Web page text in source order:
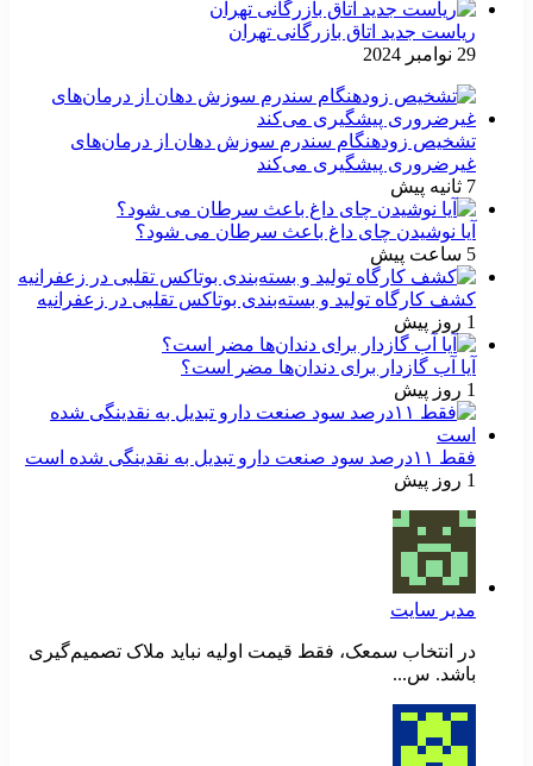
ریاست جدید اتاق بازرگانی تهران
29 نوامبر 2024
تشخیص زودهنگام سندرم سوزش دهان از درمان‌های
غیرضروری پیشگیری می‌کند
7 ثانیه پیش
آیا نوشیدن چای داغ باعث سرطان می شود؟
5 ساعت پیش
کشف کارگاه تولید و بسته‌بندی بوتاکس تقلبی در زعفرانیه
1 روز پیش
آیا آب گازدار برای دندان‌ها مضر است؟
1 روز پیش
فقط ۱۱‌درصد سود صنعت دارو تبدیل به نقدینگی شده است
1 روز پیش
مدیر سایت
در انتخاب سمعک، فقط قیمت اولیه نباید ملاک تصمیم‌گیری
باشد. س...